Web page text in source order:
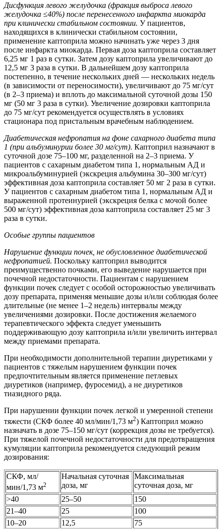
Дисфункция левого желудочка (фракция выброса левого
желудочка ≤40%) после перенесенного инфаркта миокарда
при клинически стабильном состоянии. У пациентов,
находящихся в клинически стабильном состоянии,
применение каптоприла можно начинать уже через 3 дня
после инфаркта миокарда. Первая доза каптоприла составляет
6,25 мг 1 раз в сутки. Затем дозу каптоприла увеличивают до
12,5 мг 3 раза в сутки. В дальнейшем дозу каптоприла
постепенно, в течение нескольких дней — нескольких недель
(в зависимости от переносимости), увеличивают до 75 мг/сут
(в 2–3 приема) и вплоть до максимальной суточной дозы 150
мг (50 мг 3 раза в сутки). Увеличение дозировки каптоприла
до 75 мг/сут рекомендуется осуществлять в условиях
стационара под пристальным врачебным наблюдением.
Диабетическая нефропатия на фоне сахарного диабета типа
1 (при альбуминурии более 30 мг/сут). Каптоприл назначают в
суточной дозе 75–100 мг, разделенной на 2–3 приема. У
пациентов с сахарным диабетом типа 1, нормальным АД и
микроальбуминурией (экскреция альбумина 30–300 мг/сут)
эффективная доза каптоприла составляет 50 мг 2 раза в сутки.
У пациентов с сахарным диабетом типа 1, нормальным АД и
выраженной протеинурией (экскреция белка с мочой более
500 мг/сут) эффективная доза каптоприла составляет 25 мг 3
раза в сутки.
Особые группы пациентов
Нарушение функции почек, не обусловленное диабетической
нефропатией. Поскольку каптоприл выводится
преимущественно почками, его выведение нарушается при
почечной недостаточности. Пациентам с нарушением
функции почек следует с особой осторожностью увеличивать
дозу препарата, применяя меньшие дозы и/или соблюдая более
длительные (не менее 1–2 недель) интервалы между
увеличениями дозировки. После достижения желаемого
терапевтического эффекта следует уменьшить
поддерживающую дозу каптоприла и/или увеличить интервал
между приемами препарата.
При необходимости дополнительной терапии диуретиками у
пациентов с тяжелым нарушением функции почек
предпочтительным является применение петлевых
диуретиков (например, фуросемид), а не диуретиков
тиазидного ряда.
При нарушении функции почек легкой и умеренной степени
тяжести (СКФ более 40 мл/мин/1,73 м2) Каптоприл можно
назначать в дозе 75–150 мг/сут (коррекция дозы не требуется).
При тяжелой почечной недостаточности для предотвращения
кумуляции каптоприла рекомендуется следующий режим
дозирования:
СКФ, мл/
мин/1,73 м2
Начальная суточная
доза, мг
Максимальная
суточная доза, мг
>40
25–50
150
21–40
25
100
10–20
12,5
75